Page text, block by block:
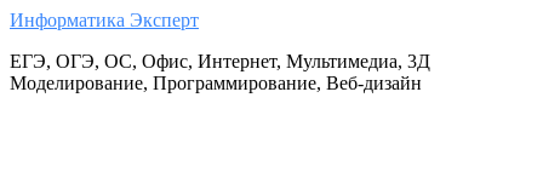
Информатика Эксперт
ЕГЭ, ОГЭ, ОС, Офис, Интернет, Мультимедиа, 3Д
Моделирование, Программирование, Веб-дизайн